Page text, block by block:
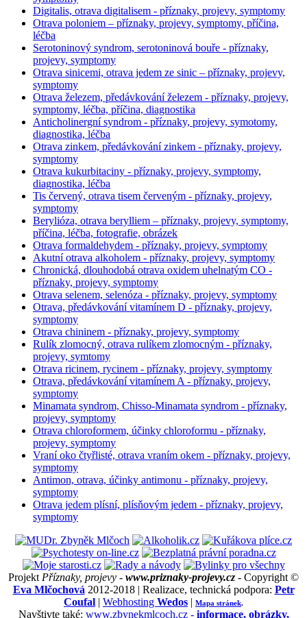
Digitalis, otrava digitalisem - příznaky, projevy, symptomy
Otrava poloniem – příznaky, projevy, symptomy, příčina,
léčba
Serotoninový syndrom, serotoninová bouře - příznaky,
projevy, symptomy
Otrava sinicemi, otrava jedem ze sinic – příznaky, projevy,
symptomy
Otrava železem, předávkování železem - příznaky, projevy,
symptomy, léčba, příčina, diagnostika
Anticholinergní syndrom - příznaky, projevy, symotomy,
diagnostika, léčba
Otrava zinkem, předávkování zinkem - příznaky, projevy,
symptomy
Otrava kukurbitaciny - příznaky, projevy, symptomy,
diagnostika, léčba
Tis červený, otrava tisem červeným - příznaky, projevy,
symptomy
Berylióza, otrava berylliem – příznaky, projevy, symptomy,
příčina, léčba, fotografie, obrázek
Otrava formaldehydem - příznaky, projevy, symptomy
Akutní otrava alkoholem - příznaky, projevy, symptomy
Chronická, dlouhodobá otrava oxidem uhelnatým CO -
příznaky, projevy, symptomy
Otrava selenem, selenóza - příznaky, projevy, symptomy
Otrava, předávkování vitamínem D - příznaky, projevy,
symptomy
Otrava chininem - příznaky, projevy, symptomy
Rulík zlomocný, otrava rulíkem zlomocným - příznaky,
projevy, symtomy
Otrava ricinem, rycinem - příznaky, projevy, symptomy
Otrava, předávkování vitamínem A - příznaky, projevy,
symptomy
Minamata syndrom, Chisso-Minamata syndrom - příznaky,
projevy, symptomy
Otrava chloroformem, účinky chloroformu - příznaky,
projevy, symptomy
Vraní oko čtyřlisté, otrava vraním okem - příznaky, projevy,
symptomy
Antimon, otrava, účinky antimonu - příznaky, projevy,
symptomy
Otrava jedem plísní, plísňovým jedem - příznaky, projevy,
symptomy
ProjektPříznaky, projevy - www.priznaky-projevy.cz - Copyright ©
Eva Mlčochová2012-2018 | Realizace, technická podpora: Petr
Coufal | Webhosting Wedos | Mapa stránek.
Navštivte také: www.zbynekmlcoch.cz - informace, obrázky,